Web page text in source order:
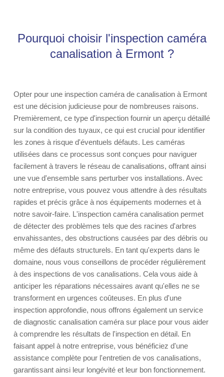
Pourquoi choisir l'inspection caméra
canalisation à Ermont ?
Opter pour une inspection caméra de canalisation à Ermont
est une décision judicieuse pour de nombreuses raisons.
Premièrement, ce type d'inspection fournir un aperçu détaillé
sur la condition des tuyaux, ce qui est crucial pour identifier
les zones à risque d'éventuels défauts. Les caméras
utilisées dans ce processus sont conçues pour naviguer
facilement à travers le réseau de canalisations, offrant ainsi
une vue d'ensemble sans perturber vos installations. Avec
notre entreprise, vous pouvez vous attendre à des résultats
rapides et précis grâce à nos équipements modernes et à
notre savoir-faire. L'inspection caméra canalisation permet
de détecter des problèmes tels que des racines d'arbres
envahissantes, des obstructions causées par des débris ou
même des défauts structurels. En tant qu'experts dans le
domaine, nous vous conseillons de procéder régulièrement
à des inspections de vos canalisations. Cela vous aide à
anticiper les réparations nécessaires avant qu'elles ne se
transforment en urgences coûteuses. En plus d'une
inspection approfondie, nous offrons également un service
de diagnostic canalisation caméra sur place pour vous aider
à comprendre les résultats de l'inspection en détail. En
faisant appel à notre entreprise, vous bénéficiez d'une
assistance complète pour l'entretien de vos canalisations,
garantissant ainsi leur longévité et leur bon fonctionnement.